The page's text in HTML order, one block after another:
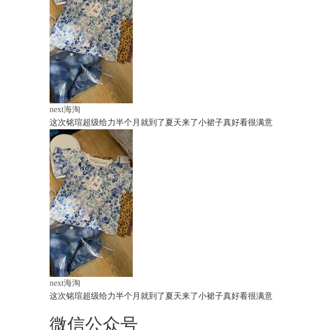
next海淘
这次铭瑄超级给力半个月就到了夏天来了小裙子真好看很满意
next海淘
这次铭瑄超级给力半个月就到了夏天来了小裙子真好看很满意
微信公众号